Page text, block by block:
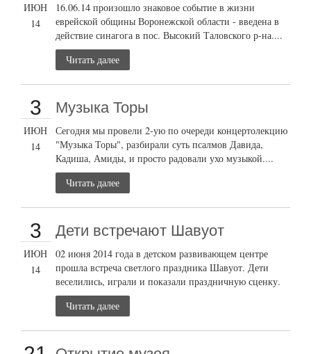
ИЮН
14
16.06.14 произошло знаковое событие в жизни
еврейской общины Воронежской области - введена в
действие синагога в пос. Высокий Таловского р-на....
Читать далее
3
ИЮН
14
Музыка Торы
Сегодня мы провели 2-ую по очереди концертолекцию
"Музыка Торы", разбирали суть псалмов Давида,
Кадиша, Амиды, и просто радовали ухо музыкой....
Читать далее
3
ИЮН
14
Дети встречают Шавуот
02 июня 2014 года в детском развивающем центре
прошла встреча светлого праздника Шавуот. Дети
веселились, играли и показали праздничную сценку.
Читать далее